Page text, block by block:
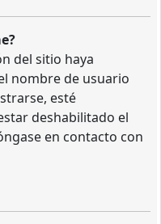
del sitio haya
nombre de usuario
esté
deshabilitado el
en contacto con